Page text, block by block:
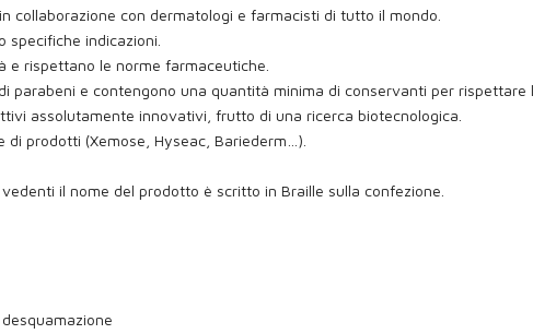
collaborazione con dermatologi e farmacisti di tutto il mondo.
indicazioni.
rispettano le norme farmaceutiche.
parabeni e contengono una quantità minima di conservanti per rispettare
assolutamente innovativi, frutto di una ricerca biotecnologica.
prodotti (Xemose, Hyseac, Bariederm…).
il nome del prodotto è scritto in Braille sulla confezione.